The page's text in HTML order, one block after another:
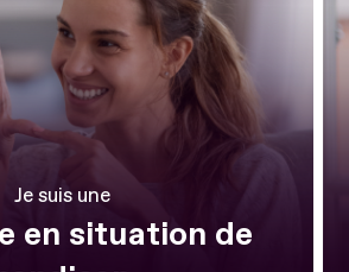
Je suis une
en situation de